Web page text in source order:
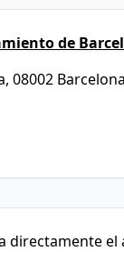
de
08002 Barcelona
directamente